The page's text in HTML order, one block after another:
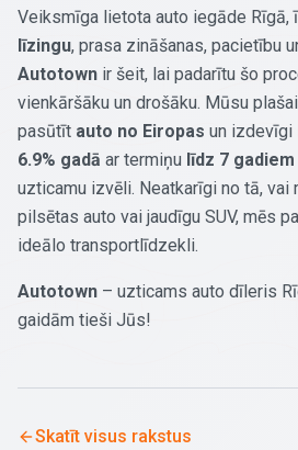
Veiksmīga lietota auto iegāde Rīgā,
līzingu, prasa zināšanas, pacietību
Autotown ir šeit, lai padarītu šo
vienkāršāku un drošāku. Mūsu
pasūtīt auto no Eiropas un izdevīgi
6.9% gadā ar termiņu līdz 7 gadiem
uzticamu izvēli. Neatkarīgi no tā, vai
pilsētas auto vai jaudīgu SUV, mēs
ideālo transportlīdzekli.
Autotown – uzticams auto dīleris
gaidām tieši Jūs!
Skatīt visus rakstus